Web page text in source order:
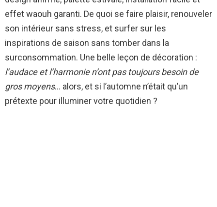
effet waouh garanti. De quoi se faire plaisir, renouveler
son intérieur sans stress, et surfer sur les
inspirations de saison sans tomber dans la
surconsommation. Une belle leçon de décoration :
l’audace et l’harmonie n’ont pas toujours besoin de
gros moyens… alors, et si l’automne n’était qu’un
prétexte pour illuminer votre quotidien ?